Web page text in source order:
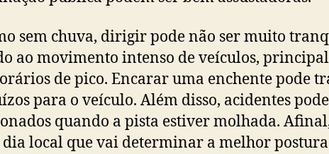
sem chuva, dirigir pode não ser muito
ao movimento intenso de veículos,
de pico. Encarar uma enchente pode
para o veículo. Além disso, acidentes
quando a pista estiver molhada.
dia local que vai determinar a melhor